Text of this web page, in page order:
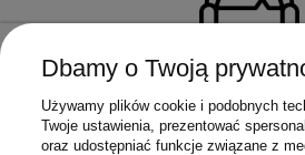
Sprawna
W razie potrzeby skontaktuj
Dbamy o Twoją
Używamy plików cookie i podobnych
Twoje ustawienia, prezentować
oraz udostępniać funkcje związane z